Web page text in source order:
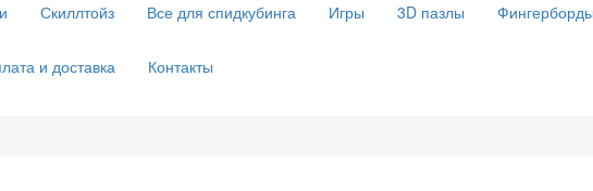
Скиллтойз Все для спидкубинга Игры 3D пазлы Фингерборды
и доставка Контакты